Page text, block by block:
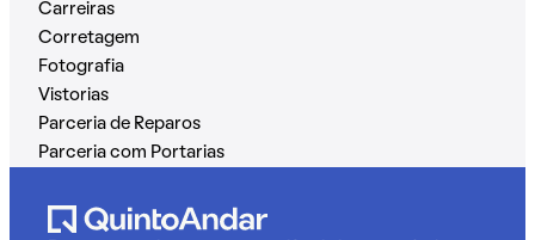
Carreiras
Corretagem
Fotografia
Vistorias
Parceria de Reparos
Parceria com Portarias